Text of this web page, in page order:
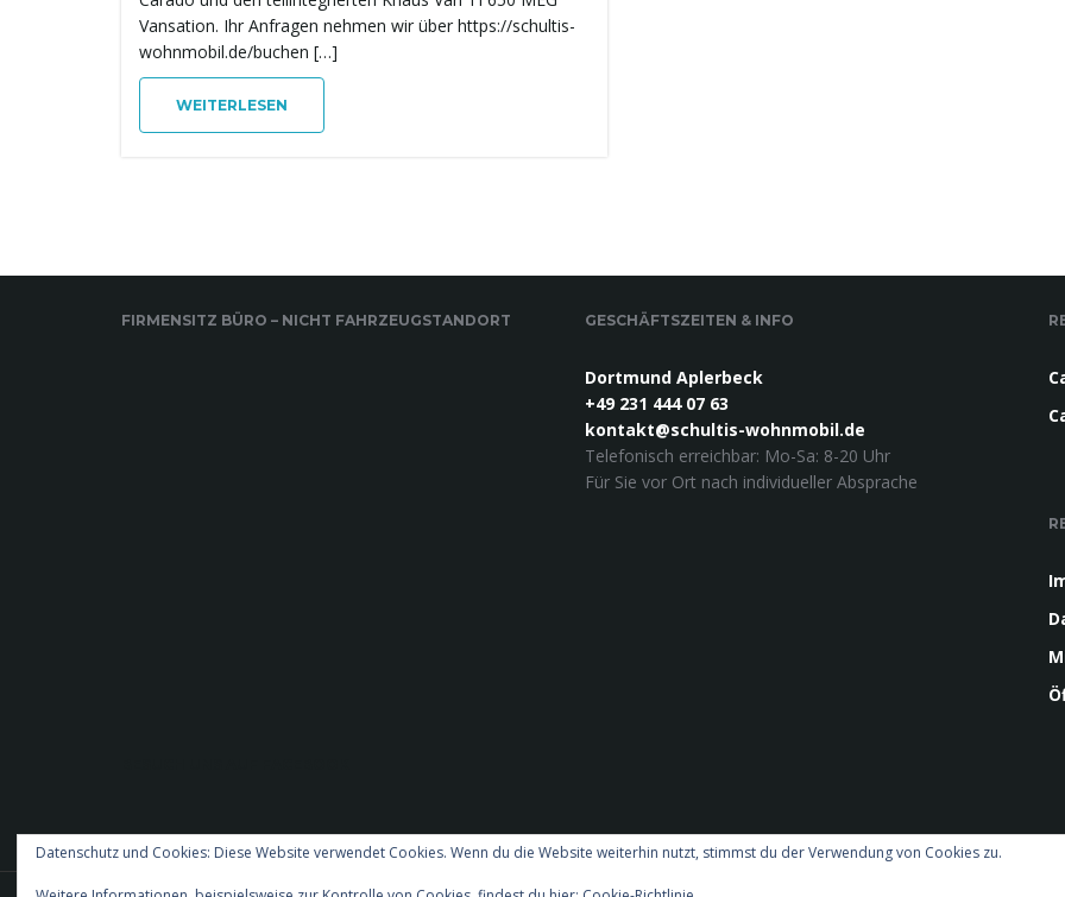
Vansation. Ihr Anfragen nehmen wir über https://schultis-
wohnmobil.de/buchen […]
WEITERLESEN
FIRMENSITZ BÜRO – NICHT FAHRZEUGSTANDORT GESCHÄFTSZEITEN & INFO
Dortmund Aplerbeck
+49 231 444 07 63
kontakt@schultis-wohnmobil.de
Telefonisch erreichbar: Mo-Sa: 8-20 Uhr
Für Sie vor Ort nach individueller Absprache
Datenschutz und Cookies: Diese Website verwendet Cookies. Wenn du die Website weiterhin nutzt, stimmst du der Verwendung von Cookies zu.